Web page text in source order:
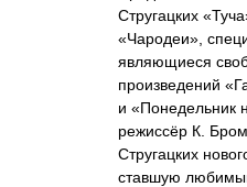
Стругацких
«Чародеи»,
являющиеся
произведений
и «Понедельник
режиссёр К.
Стругацких
ставшую